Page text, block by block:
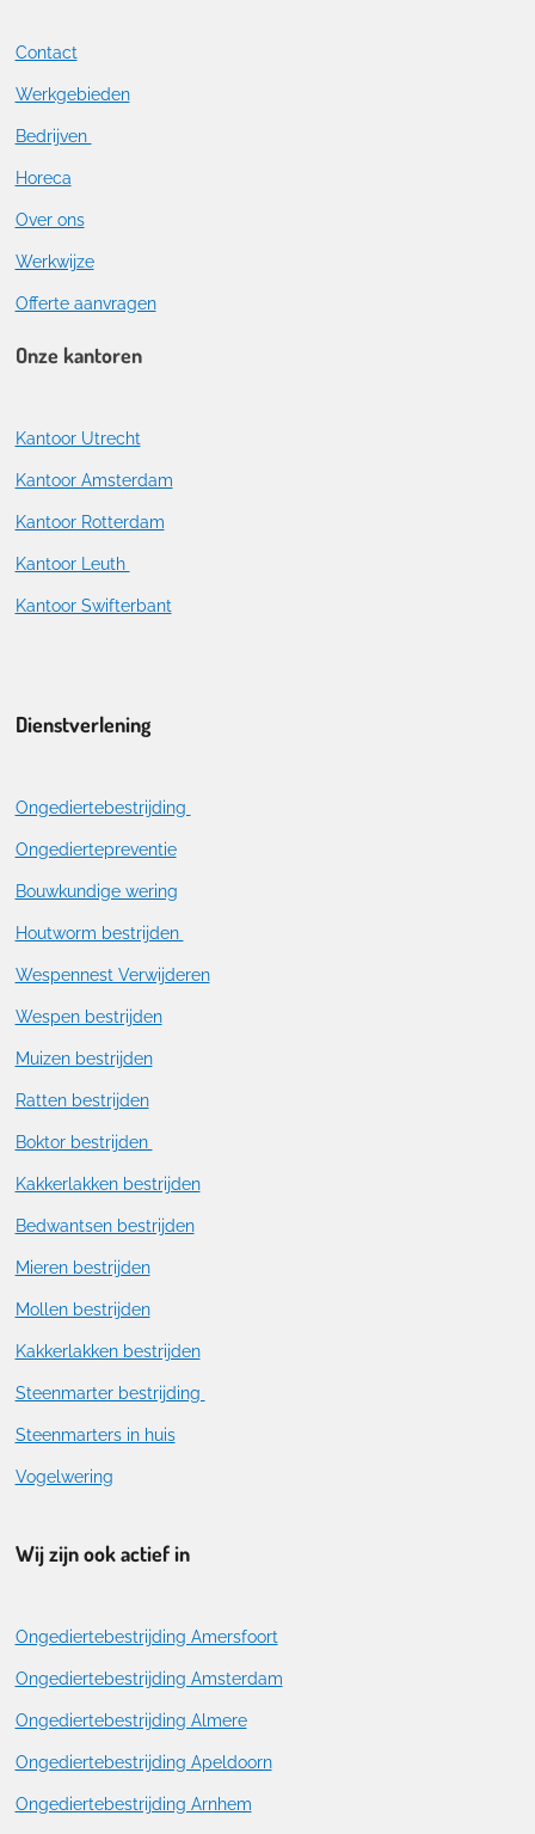
Contact
Werkgebieden
Bedrijven
Horeca
Over ons
Werkwijze
Offerte aanvragen
Onze kantoren
Kantoor Utrecht
Kantoor Amsterdam
Kantoor Rotterdam
Kantoor Leuth
Kantoor Swifterbant
Dienstverlening
Ongediertebestrijding
Ongediertepreventie
Bouwkundige wering
Houtworm bestrijden
Wespennest Verwijderen
Wespen bestrijden
Muizen bestrijden
Ratten bestrijden
Boktor bestrijden
Kakkerlakken bestrijden
Bedwantsen bestrijden
Mieren bestrijden
Mollen bestrijden
Kakkerlakken bestrijden
Steenmarter bestrijding
Steenmarters in huis
Vogelwering
Wij zijn ook actief in
Ongediertebestrijding Amersfoort
Ongediertebestrijding Amsterdam
Ongediertebestrijding Almere
Ongediertebestrijding Apeldoorn
Ongediertebestrijding Arnhem